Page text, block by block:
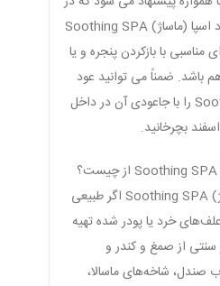
مکانی که می خواهید عود اسپا (ماساژ) Soothing SPA
مناسبی با بازکردن پنجره و یا
باشد. ضمناً می توانید عود
اسپا (ماساژ) Soothing SPA را با جاعودی آن در داخل
بچرخانید.
بطور کلی عود اسپا (ماساژ) Soothing SPA اگر طبیعی
خرد یا پودر شده تهیه
از صمغ و کندر و
شاخه‌های ماسالا،